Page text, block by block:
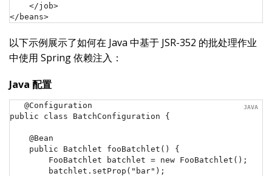
    </job>
</beans>
以下示例展示了如何在 Java 中基于 JSR-352 的批处理作业
中使用 Spring 依赖注入：
Java 配置
@Configuration
public class BatchConfiguration {
    @Bean
    public Batchlet fooBatchlet() {
        FooBatchlet batchlet = new FooBatchlet();
        batchlet.setProp("bar");